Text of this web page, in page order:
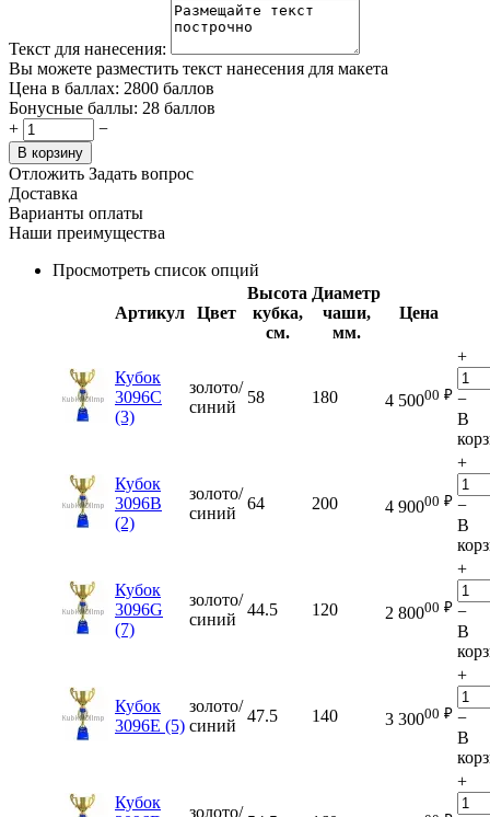
Текст для нанесения:
Вы можете разместить текст нанесения для макета
Цена в баллах: 2800 баллов
Бонусные баллы: 28 баллов
+
−
В корзину
Отложить Задать вопрос
Доставка
Варианты оплаты
Наши преимущества
Просмотреть список опций
Артикул Цвет
Высота
кубка,
см.
Диаметр
чаши,
мм.
Цена
Кубок
3096C
(3)
золото/
синий
58 180 4 50000 ₽
+
−
В
Кубок
3096B
(2)
золото/
синий
64 200 4 90000 ₽
+
−
В
Кубок
3096G
(7)
золото/
синий
44.5 120 2 80000 ₽
+
−
В
Кубок
3096E (5)
золото/
синий
47.5 140 3 30000 ₽
+
−
В
Кубок
золото/
+